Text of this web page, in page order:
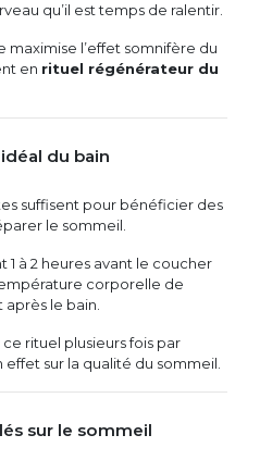
qu’il est temps de ralentir.
maximise l’effet somnifère du
en rituel régénérateur du
du bain
suffisent pour bénéficier des
le sommeil.
1 à 2 heures avant le coucher
corporelle de
le bain.
rituel plusieurs fois par
sur la qualité du sommeil.
sur le sommeil